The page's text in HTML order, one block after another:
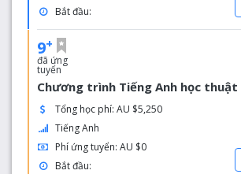
Bắt đầu:
9+
đã ứng
tuyển
Chương trình Tiếng Anh học thuật
Tổng học phí: AU $5,250
Tiếng Anh
Phí ứng tuyển: AU $0
Bắt đầu: